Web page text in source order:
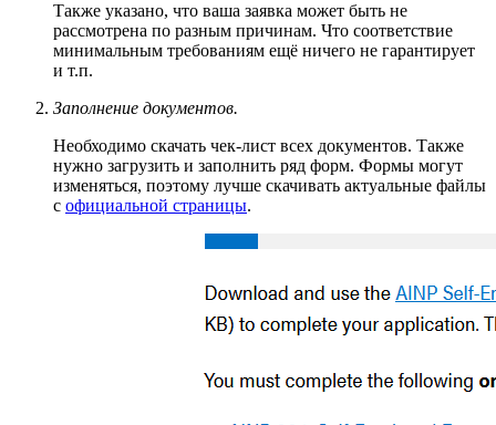
Также указано, что ваша заявка может быть не
рассмотрена по разным причинам. Что соответствие
минимальным требованиям ещё ничего не гарантирует
и т.п.
Заполнение документов.
Необходимо скачать чек-лист всех документов. Также
нужно загрузить и заполнить ряд форм. Формы могут
изменяться, поэтому лучше скачивать актуальные файлы
с официальной страницы.